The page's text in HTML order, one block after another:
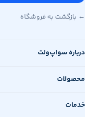
← بازگشت به فروشگاه
درباره سواپ‌ولت
محصولات
خدمات